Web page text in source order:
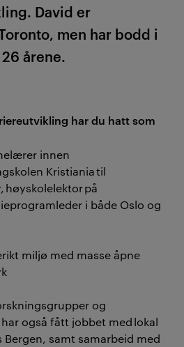
David er
men har bodd i
årene.
har du hatt som
innen
Kristiania til
på
i både Oslo og
miljø med masse åpne
og
også fått jobbet med lokal
samt samarbeid med